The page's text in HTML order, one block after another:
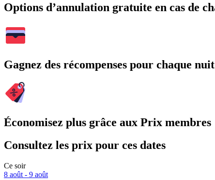
Options d’annulation gratuite en cas de
Gagnez des récompenses pour chaque
Économisez plus grâce aux Prix membres
Consultez les prix pour ces dates
Ce soir
8 août - 9 août